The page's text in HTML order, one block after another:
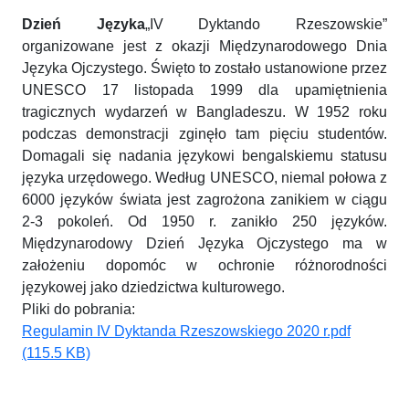
Dzień Języka„IV Dyktando Rzeszowskie”
organizowane jest z okazji Międzynarodowego Dnia
Języka Ojczystego. Święto to zostało ustanowione przez
UNESCO 17 listopada 1999 dla upamiętnienia
tragicznych wydarzeń w Bangladeszu. W 1952 roku
podczas demonstracji zginęło tam pięciu studentów.
Domagali się nadania językowi bengalskiemu statusu
języka urzędowego. Według UNESCO, niemal połowa z
6000 języków świata jest zagrożona zanikiem w ciągu
2-3 pokoleń. Od 1950 r. zanikło 250 języków.
Międzynarodowy Dzień Języka Ojczystego ma w
założeniu dopomóc w ochronie różnorodności
językowej jako dziedzictwa kulturowego.
Pliki do pobrania:
Regulamin IV Dyktanda Rzeszowskiego 2020 r.pdf
(115.5 KB)